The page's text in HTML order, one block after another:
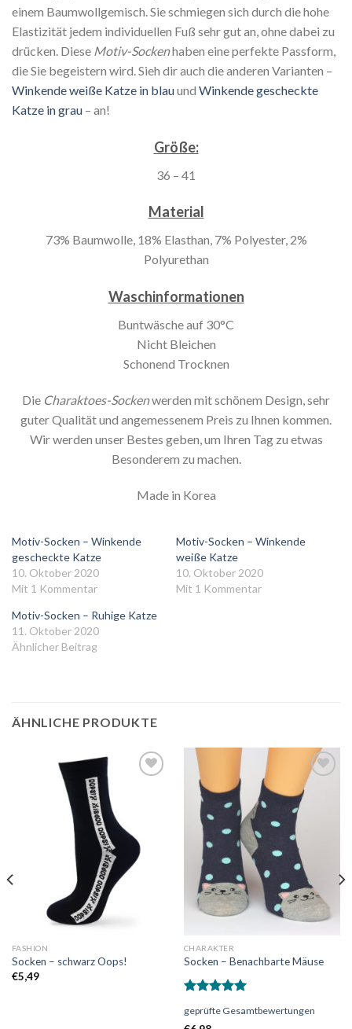
einem Baumwollgemisch. Sie schmiegen sich durch die hohe
Elastizität jedem individuellen Fuß sehr gut an, ohne dabei zu
drücken. Diese Motiv-Sockenhaben eine perfekte Passform,
die Sie begeistern wird. Sieh dir auch die anderen Varianten –
Winkende weiße Katze in blauund Winkende gescheckte
Katze in grau – an!
Größe:
36 – 41
Material
73% Baumwolle, 18% Elasthan, 7% Polyester, 2%
Polyurethan
Waschinformationen
Buntwäsche auf 30°C
Nicht Bleichen
Schonend Trocknen
Die Charaktoes-Sockenwerden mit schönem Design, sehr
guter Qualität und angemessenem Preis zu Ihnen kommen.
Wir werden unser Bestes geben, um Ihren Tag zu etwas
Besonderem zu machen.
Made in Korea
Motiv-Socken – Winkende
gescheckte Katze
10. Oktober 2020
Mit 1 Kommentar
Motiv-Socken – Winkende
weiße Katze
10. Oktober 2020
Mit 1 Kommentar
Motiv-Socken – Ruhige Katze
11. Oktober 2020
Ähnlicher Beitrag
ÄHNLICHE PRODUKTE
Wunschliste
FASHION
Socken – schwarz Oops!
€5,49
Wunschliste
CHARAKTER
Socken – Benachbarte Mäuse
mit5.00
geprüfte Gesamtbewertungen